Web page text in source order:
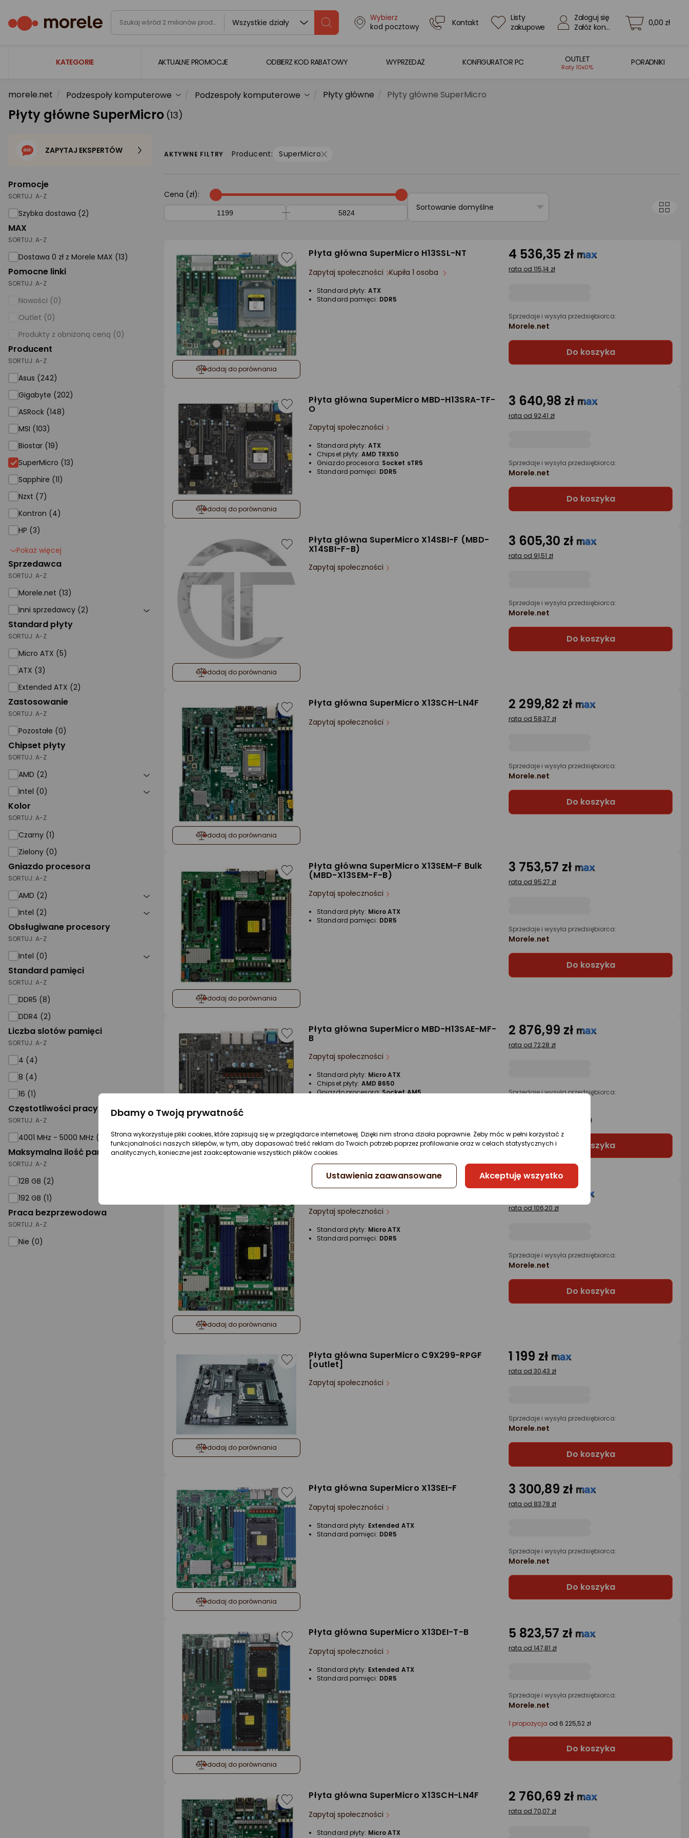
Wszystkie działy
Wybierz
kod pocztowy
Kontakt
Listy
zakupowe
Zaloguj się
Załóż konto
0,00 zł
KATEGORIE
Laptopy
Komputery
Gaming
Telewizory i audio
Foto i kamery
AGD duże
Dom i ogród
Biuro i firma
Sport i turystyka
Zabawki i dziecko
Supermarket
Strefa marek
AKTUALNE PROMOCJE ODBIERZ KOD RABATOWY WYPRZEDAŻ KONFIGURATOR PC OUTLET
Raty 10x0%
PORADNIKI
morele.net Podzespoły komputerowe Podzespoły komputerowe Płyty główne Płyty główne SuperMicro
Płyty główne SuperMicro (13)
Promocje
SORTUJ: A-Z
Szybka dostawa (2)
MAX
SORTUJ: A-Z
Dostawa 0 zł z Morele MAX (13)
Pomocne linki
SORTUJ: A-Z
Nowości (0)
Outlet (0)
Produkty z obniżoną ceną (0)
Producent
SORTUJ: A-Z
Asus (242)
Gigabyte (202)
ASRock (148)
MSI (103)
Biostar (19)
SuperMicro
SuperMicro (13)
Sapphire (11)
Nzxt (7)
Kontron (4)
HP (3)
Pokaż więcej
Sprzedawca
SORTUJ: A-Z
Morele.net (13)
Inni sprzedawcy (2)
Standard płyty
SORTUJ: A-Z
Micro ATX (5)
ATX (3)
Extended ATX (2)
Zastosowanie
SORTUJ: A-Z
Pozostałe (0)
Chipset płyty
SORTUJ: A-Z
AMD (2)
Intel (0)
Kolor
SORTUJ: A-Z
Czarny (1)
Zielony (0)
Gniazdo procesora
SORTUJ: A-Z
AMD (2)
Intel (2)
Obsługiwane procesory
SORTUJ: A-Z
Intel (0)
Standard pamięci
SORTUJ: A-Z
DDR5 (8)
DDR4 (2)
Liczba slotów pamięci
SORTUJ: A-Z
4 (4)
8 (4)
16 (1)
Częstotliwości pracy pamięci
SORTUJ: A-Z
4001 MHz - 5000 MHz (0)
Maksymalna ilość pamięci
SORTUJ: A-Z
128 GB (2)
192 GB (1)
Praca bezprzewodowa
SORTUJ: A-Z
Nie (0)
ZAPYTAJ EKSPERTÓW AKTYWNE FILTRY Producent: SuperMicro
Cena (zł):
Sortowanie domyślne
dodaj do porównania
Płyta główna SuperMicro H13SSL-NT
Zapytaj społeczności Kupiła 1 osoba
Standard płyty: ATX
Standard pamięci: DDR5
4 536,35 zł
rata od 115,14 zł
Sprzedaje i wysyła przedsiębiorca:
Morele.net
Do koszyka
dodaj do porównania
Płyta główna SuperMicro MBD-H13SRA-TF-
O
Zapytaj społeczności
Standard płyty: ATX
Chipset płyty: AMD TRX50
Gniazdo procesora: Socket sTR5
Standard pamięci: DDR5
3 640,98 zł
rata od 92,41 zł
Sprzedaje i wysyła przedsiębiorca:
Morele.net
Do koszyka
dodaj do porównania
Płyta główna SuperMicro X14SBI-F (MBD-
X14SBI-F-B)
Zapytaj społeczności
3 605,30 zł
rata od 91,51 zł
Sprzedaje i wysyła przedsiębiorca:
Morele.net
Do koszyka
dodaj do porównania
Płyta główna SuperMicro X13SCH-LN4F
Zapytaj społeczności
2 299,82 zł
rata od 58,37 zł
Sprzedaje i wysyła przedsiębiorca:
Morele.net
Do koszyka
dodaj do porównania
Płyta główna SuperMicro X13SEM-F Bulk
(MBD-X13SEM-F-B)
Zapytaj społeczności
Standard płyty: Micro ATX
Standard pamięci: DDR5
3 753,57 zł
rata od 95,27 zł
Sprzedaje i wysyła przedsiębiorca:
Morele.net
Do koszyka
Płyta główna SuperMicro MBD-H13SAE-MF-
B
Zapytaj społeczności
Standard płyty: Micro ATX
Chipset płyty: AMD B650
Gniazdo procesora:Socket AM5
2 876,99 zł
rata od 72,28 zł
Sprzedaje i wysyła przedsiębiorca:
od 2 847,88 zł
Do koszyka
dodaj do porównania
Płyta główna SuperMicro X13SEM-TF
Zapytaj społeczności
Standard płyty: Micro ATX
Standard pamięci: DDR5
4 184,24 zł
rata od 106,20 zł
Sprzedaje i wysyła przedsiębiorca:
Morele.net
Do koszyka
dodaj do porównania
Płyta główna SuperMicro C9X299-RPGF
[outlet]
Zapytaj społeczności
1 199 zł
rata od 30,43 zł
Sprzedaje i wysyła przedsiębiorca:
Morele.net
Do koszyka
dodaj do porównania
Płyta główna SuperMicro X13SEI-F
Zapytaj społeczności
Standard płyty: Extended ATX
Standard pamięci: DDR5
3 300,89 zł
rata od 83,78 zł
Sprzedaje i wysyła przedsiębiorca:
Morele.net
Do koszyka
dodaj do porównania
Płyta główna SuperMicro X13DEI-T-B
Zapytaj społeczności
Standard płyty: Extended ATX
Standard pamięci: DDR5
5 823,57 zł
rata od 147,81 zł
Sprzedaje i wysyła przedsiębiorca:
Morele.net
1 propozycja od 6 225,52 zł
Do koszyka
Płyta główna SuperMicro X13SCH-LN4F
Zapytaj społeczności
Standard płyty: Micro ATX
2 760,69 zł
rata od 70,07 zł
Dbamy o Twoją prywatność
Strona wykorzystuje pliki cookies, które zapisują się w przeglądarce internetowej. Dzięki nim strona działa poprawnie. Żeby móc w pełni korzystać z
funkcjonalności naszych sklepów, w tym, aby dopasować treść reklam do Twoich potrzeb poprzez profilowanie oraz w celach statystycznych i
analitycznych, konieczne jest zaakceptowanie wszystkich plików cookies.
Ustawienia zaawansowane Akceptuję wszystko